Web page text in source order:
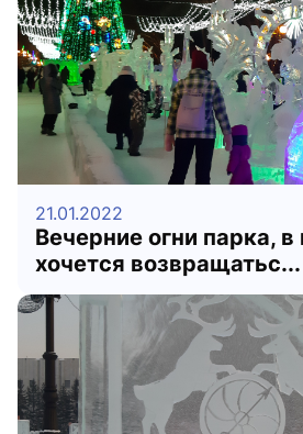
21.01.2022
Вечерние огни парка,
хочется возвращатьс...